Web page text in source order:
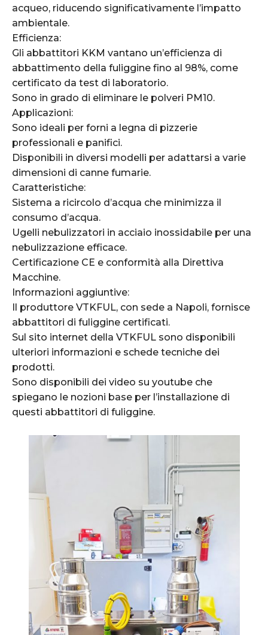
acqueo, riducendo significativamente l’impatto
ambientale.
Efficienza:
Gli abbattitori KKM vantano un’efficienza di
abbattimento della fuliggine fino al 98%, come
certificato da test di laboratorio.
Sono in grado di eliminare le polveri PM10.
Applicazioni:
Sono ideali per forni a legna di pizzerie
professionali e panifici.
Disponibili in diversi modelli per adattarsi a varie
dimensioni di canne fumarie.
Caratteristiche:
Sistema a ricircolo d’acqua che minimizza il
consumo d’acqua.
Ugelli nebulizzatori in acciaio inossidabile per una
nebulizzazione efficace.
Certificazione CE e conformità alla Direttiva
Macchine.
Informazioni aggiuntive:
Il produttore VTKFUL, con sede a Napoli, fornisce
abbattitori di fuliggine certificati.
Sul sito internet della VTKFUL sono disponibili
ulteriori informazioni e schede tecniche dei
prodotti.
Sono disponibili dei video su youtube che
spiegano le nozioni base per l’installazione di
questi abbattitori di fuliggine.